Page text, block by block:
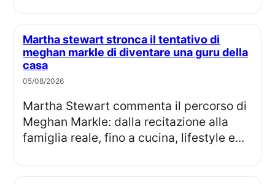
Martha stewart stronca il tentativo di
meghan markle di diventare una guru della
casa
05/08/2026
Martha Stewart commenta il percorso di
Meghan Markle: dalla recitazione alla
famiglia reale, fino a cucina, lifestyle e...